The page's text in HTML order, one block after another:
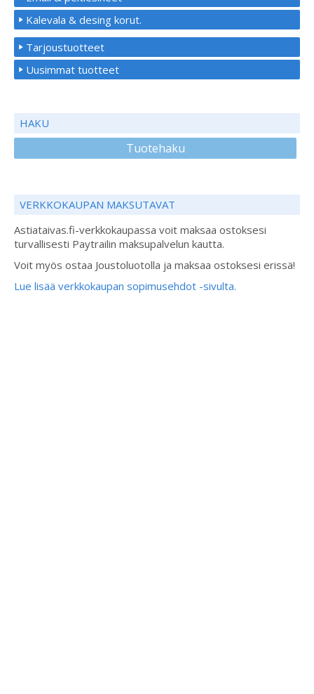
Kalevala & desing korut.
Tarjoustuotteet
Uusimmat tuotteet
HAKU
Tuotehaku
VERKKOKAUPAN MAKSUTAVAT
Astiataivas.fi-verkkokaupassa voit maksaa ostoksesi
turvallisesti Paytrailin maksupalvelun kautta.
Voit myös ostaa Joustoluotolla ja maksaa ostoksesi erissä!
Lue lisää verkkokaupan sopimusehdot -sivulta.